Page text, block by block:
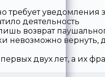
требует уведомления
деятельность
возврат
невозможно вернуть,
двух лет, а их